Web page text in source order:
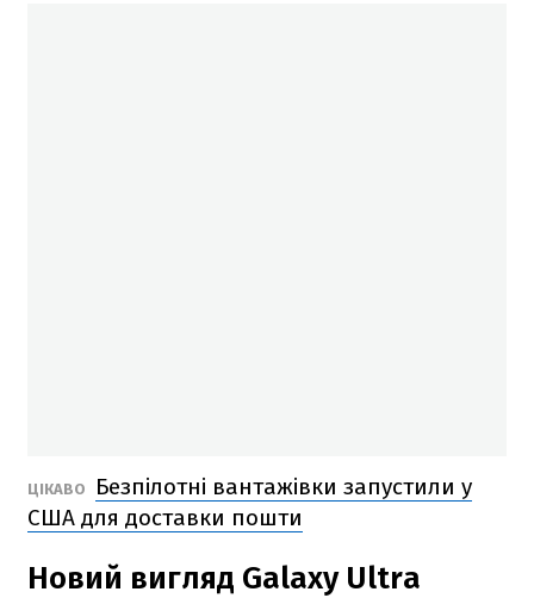
ЦІКАВО
Безпілотні вантажівки запустили у
США для доставки пошти
Новий вигляд Galaxy Ultra